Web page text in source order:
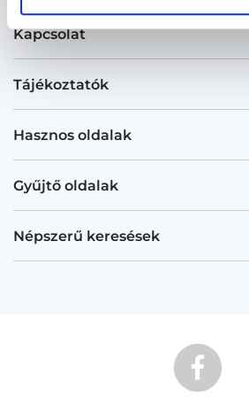
Kapcsolat
Tájékoztatók
Hasznos oldalak
Gyűjtő oldalak
Népszerű keresések